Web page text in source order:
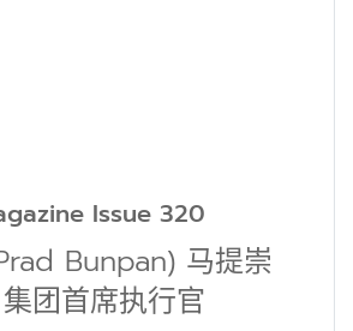
Issue 320
Bunpan) 马提崇
团首席执行官